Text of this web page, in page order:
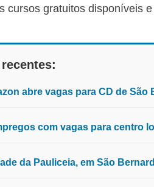
cursos gratuitos disponíveis
abre vagas para CD de São
com vagas para centro
da Pauliceia, em São